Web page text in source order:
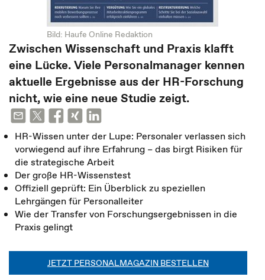
Bild: Haufe Online Redaktion
Zwischen Wissenschaft und Praxis klafft
eine Lücke. Viele Personalmanager kennen
aktuelle Ergebnisse aus der HR-Forschung
nicht, wie eine neue Studie zeigt.
HR-Wissen unter der Lupe: Personaler verlassen sich
vorwiegend auf ihre Erfahrung – das birgt Risiken für
die strategische Arbeit
Der große HR-Wissenstest
Offiziell geprüft: Ein Überblick zu speziellen
Lehrgängen für Personalleiter
Wie der Transfer von Forschungsergebnissen in die
Praxis gelingt
JETZT PERSONALMAGAZIN BESTELLEN